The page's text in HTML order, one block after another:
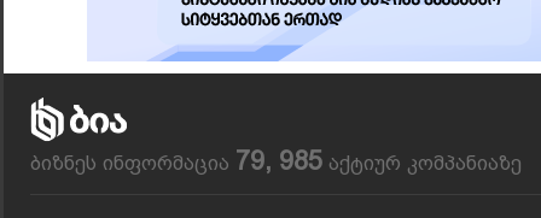
ბიზნეს ინფორმაცია 79, 985 აქტიურ კომპანიაზე